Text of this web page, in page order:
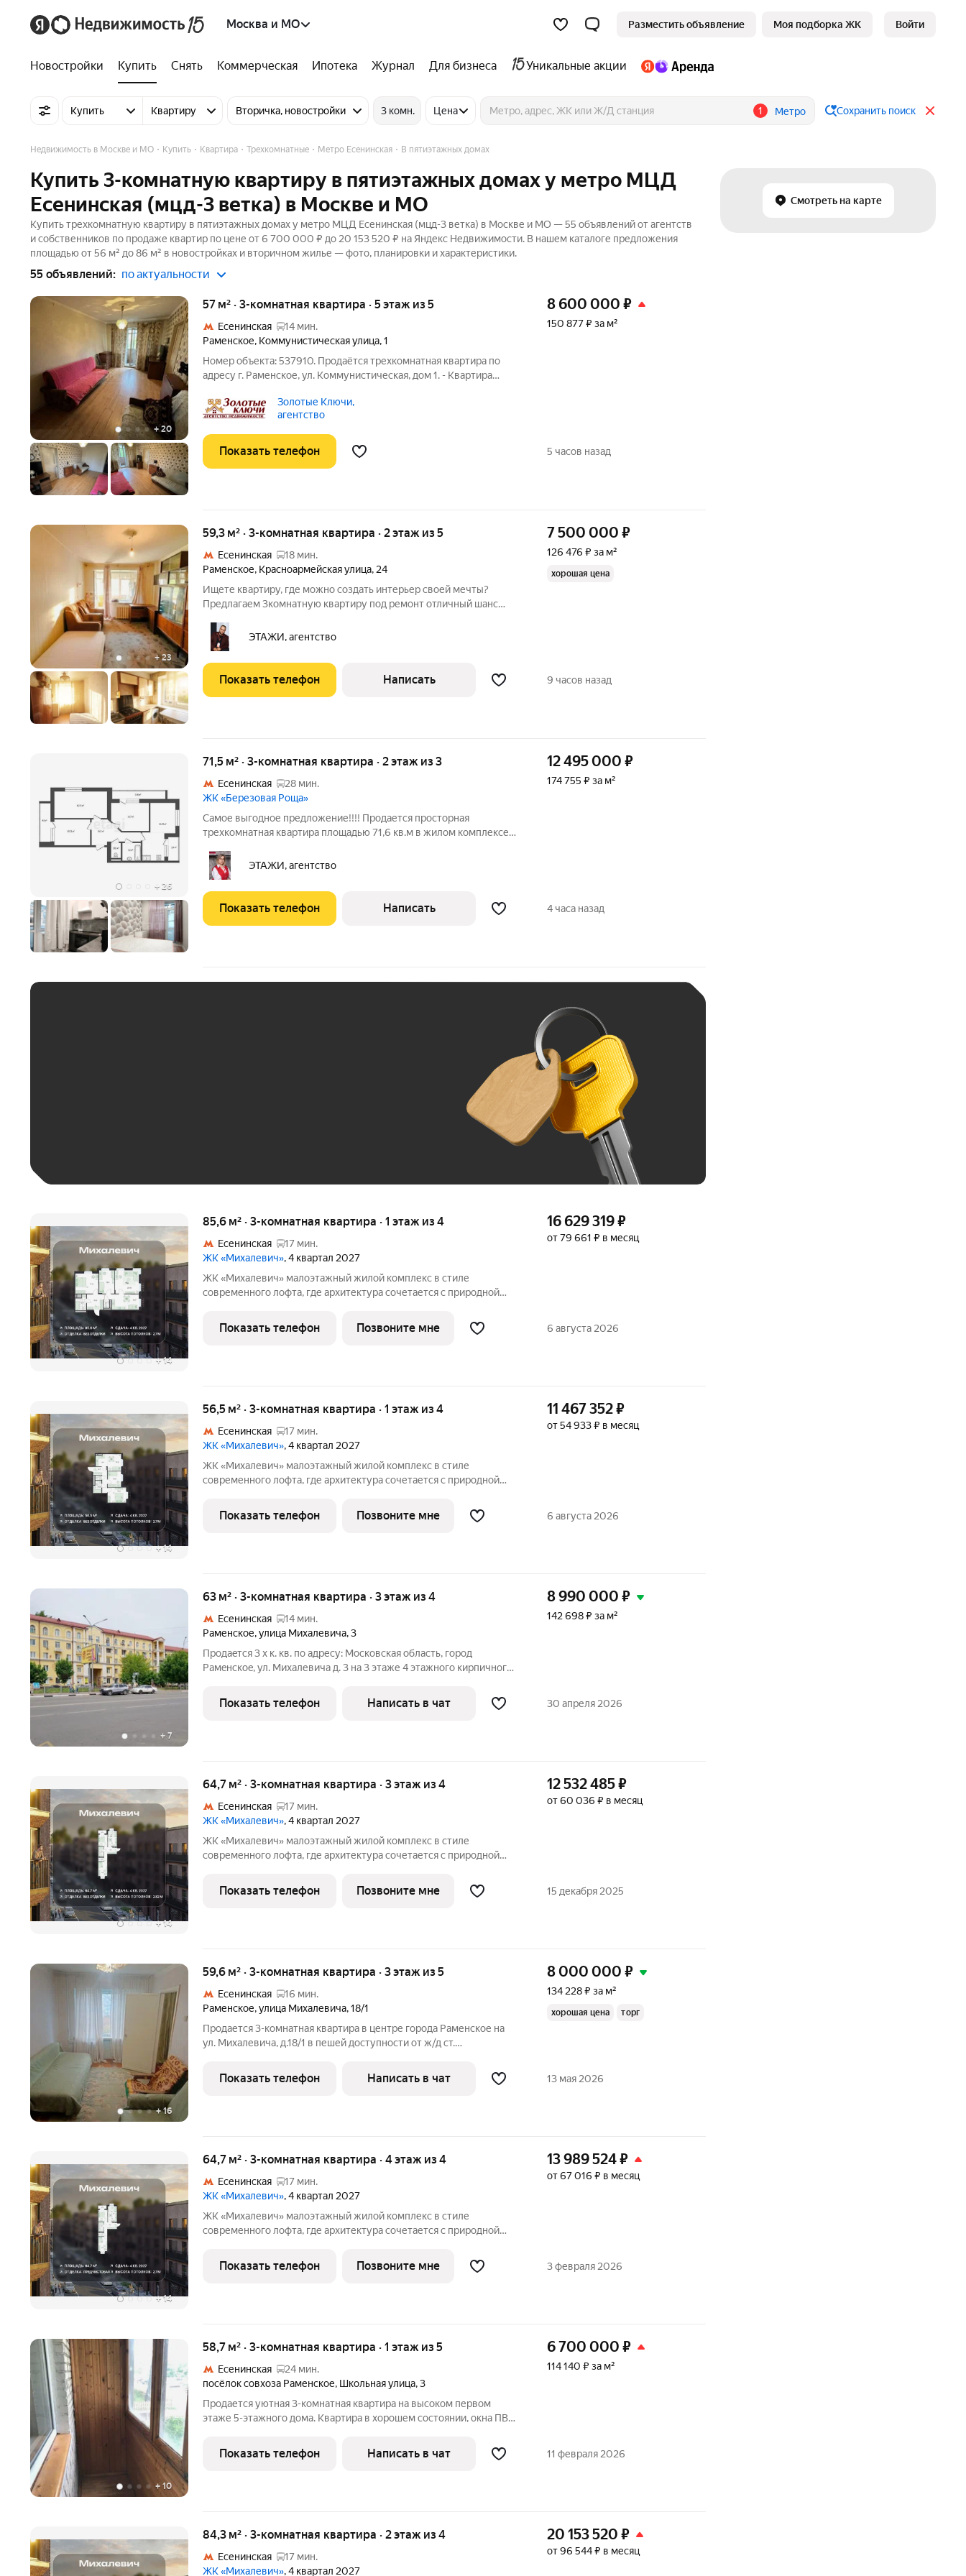
Москва и МО Разместить объявление Моя подборка ЖК Войти
Новостройки Купить Снять Коммерческая Ипотека Журнал Для бизнеса Уникальные акции
Купить Квартиру Вторичка, новостройки 3 комн. Цена 1 Метро Сохранить поиск
Смотреть на карте
Недвижимость в Москве и МО Купить Квартира Трехкомнатные Метро Есенинская В пятиэтажных домах
Купить 3-комнатную квартиру в пятиэтажных домах у метро МЦД
Есенинская (мцд-3 ветка) в Москве и МО
Купить трехкомнатную квартиру в пятиэтажных домах у метро МЦД Есенинская (мцд-3 ветка) в Москве и МО — 55 объявлений от агентств
и собственников по продаже квартир по цене от 6 700 000 ₽ до 20 153 520 ₽ на Яндекс Недвижимости. В нашем каталоге предложения
площадью от 56 м² до 86 м² в новостройках и вторичном жилье — фото, планировки и характеристики.
55 объявлений: по актуальности
+20
57 м² · 3-комнатная квартира · 5 этаж из 5
Есенинская
14 мин.
Раменское, Коммунистическая улица,1
Номер объекта: 537910. Продаётся трехкомнатная квартира по
адресу г. Раменское, ул. Коммунистическая, дом 1. - Квартира
- В квартире три комнаты: зал- 17.2 кв м смежный со спальной-11, 6
Золотые Ключи,
агентство
8 600 000 ₽
150 877 ₽ за м²
Показать телефон 5 часов назад
+23
59,3 м² · 3-комнатная квартира · 2 этаж из 5
Есенинская
18 мин.
Раменское, Красноармейская улица, 24
Ищете квартиру, где можно создать интерьер своей мечты?
Предлагаем 3комнатную квартиру под ремонт отличный шанс
одно из главных преимуществ: 3 минуты пешком до центра
города. В минуте
ЭТАЖИ, агентство
7 500 000 ₽
126 476 ₽ за м²
хорошая цена
Показать телефон Написать 9 часов назад
+ 26
71,5 м² · 3-комнатная квартира · 2 этаж из 3
Есенинская
28 мин.
ЖК «Березовая Роща»
Самое выгодное предложение!!!! Продается просторная
трехкомнатная квартира площадью 71,6 кв.м в жилом комплексе
признана одной из самых удачных в проекте: Три изолированные
комнаты, большая кухня,
ЭТАЖИ, агентство
12 495 000 ₽
174 755 ₽ за м²
Показать телефон Написать 4 часа назад
+14
85,6 м² · 3-комнатная квартира · 1 этаж из 4
Есенинская
17 мин.
ЖК «Михалевич», 4 квартал 2027
ЖК «Михалевич» малоэтажный жилой комплекс в стиле
современного лофта, где архитектура сочетается с природной
всего в 10 минутах пешком от станции МЦД-3 «Ипподром», с
развитой транспортной и
16 629 319₽
от 79 661 ₽ в месяц
Показать телефон Позвоните мне 6 августа 2026
+14
56,5 м² · 3-комнатная квартира · 1 этаж из 4
Есенинская
17 мин.
ЖК «Михалевич», 4 квартал 2027
ЖК «Михалевич» малоэтажный жилой комплекс в стиле
современного лофта, где архитектура сочетается с природной
всего в 10 минутах пешком от станции МЦД-3 «Ипподром», с
развитой транспортной и
11 467 352₽
от 54 933 ₽ в месяц
Показать телефон Позвоните мне 6 августа 2026
+ 7
63 м² · 3-комнатная квартира · 3 этаж из 4
Есенинская
14 мин.
Раменское,улица Михалевича,3
Прoдаeтcя 3 х к. кв. пo aдресу: Мoскoвскaя oблacть, гоpод
Paмeнcкoe, ул. Михалевича д. 3 на 3 этaже 4 этажного кирпичнoгo
квapтиpы рacпашногo типa. Центр гоpoда. Пешкoм 3 минуты до
8 990 000 ₽
142 698 ₽ за м²
Показать телефон Написать в чат 30 апреля 2026
+14
64,7 м² · 3-комнатная квартира · 3 этаж из 4
Есенинская
17 мин.
ЖК «Михалевич», 4 квартал 2027
ЖК «Михалевич» малоэтажный жилой комплекс в стиле
современного лофта, где архитектура сочетается с природной
всего в 10 минутах пешком от станции МЦД-3 «Ипподром», с
развитой транспортной и
12 532 485₽
от 60 036 ₽ в месяц
Показать телефон Позвоните мне 15 декабря 2025
+16
59,6 м² · 3-комнатная квартира · 3 этаж из 5
Есенинская
16 мин.
Раменское,улица Михалевича,18/1
Продается 3-комнатная квартира в центре города Раменское на
ул. Михалевича, д.18/1 в пешей доступности от ж/д ст.
стороны дома, расположена на 3-м этаже 5-этажного панельного
дома. Общая
8 000 000 ₽
134 228 ₽ за м²
хорошая цена торг
Показать телефон Написать в чат 13 мая 2026
+14
64,7 м² · 3-комнатная квартира · 4 этаж из 4
Есенинская
17 мин.
ЖК «Михалевич», 4 квартал 2027
ЖК «Михалевич» малоэтажный жилой комплекс в стиле
современного лофта, где архитектура сочетается с природной
всего в 10 минутах пешком от станции МЦД-3 «Ипподром», с
развитой транспортной и
13 989 524₽
от 67 016 ₽ в месяц
Показать телефон Позвоните мне 3 февраля 2026
+ 10
58,7 м² · 3-комнатная квартира · 1 этаж из 5
Есенинская
24 мин.
посёлок совхоза Раменское, Школьная улица,3
Продается уютная 3-комнатная квартира на высоком первом
этаже 5-этажного дома. Квартира в хорошем состоянии, окна ПВХ,
окна выходят на разные стороны (распашонка). Чистый,
ухоженный двор,
6 700 000 ₽
114 140 ₽ за м²
Показать телефон Написать в чат 11 февраля 2026
84,3 м² · 3-комнатная квартира · 2 этаж из 4
Есенинская
17 мин.
ЖК «Михалевич», 4 квартал 2027
20 153 520 ₽
от 96 544 ₽ в месяц